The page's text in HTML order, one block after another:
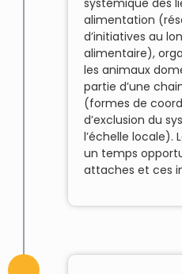
alimentation
d’initiatives au
alimentaire),
les animaux
partie d’une
(formes de
d’exclusion du
l’échelle locale).
un temps
attaches et ces